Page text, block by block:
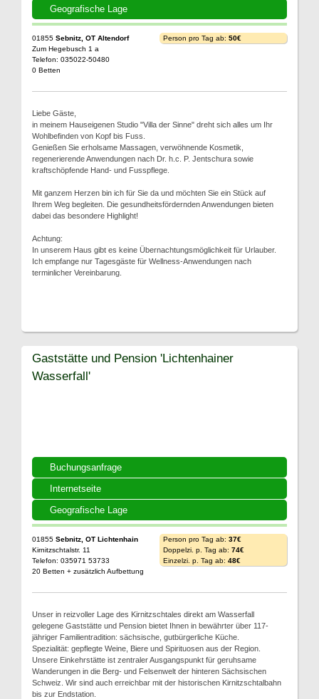
Geografische Lage
01855 Sebnitz, OT Altendorf
Zum Hegebusch 1 a
Telefon: 035022-50480
0 Betten
Person pro Tag ab: 50€
Liebe Gäste,
in meinem Hauseigenen Studio "Villa der Sinne" dreht sich alles um Ihr
Wohlbefinden von Kopf bis Fuss.
Genießen Sie erholsame Massagen, verwöhnende Kosmetik,
regenerierende Anwendungen nach Dr. h.c. P. Jentschura sowie
kraftschöpfende Hand- und Fusspflege.
Mit ganzem Herzen bin ich für Sie da und möchten Sie ein Stück auf
Ihrem Weg begleiten. Die gesundheitsfördernden Anwendungen bieten
dabei das besondere Highlight!
Achtung:
In unserem Haus gibt es keine Übernachtungsmöglichkeit für Urlauber.
Ich empfange nur Tagesgäste für Wellness-Anwendungen nach
terminlicher Vereinbarung.
Buchungsanfrage
Internetseite
Geografische Lage
Gaststätte und Pension 'Lichtenhainer
Wasserfall'
01855 Sebnitz, OT Lichtenhain
Kirnitzschtalstr. 11
Telefon: 035971 53733
20 Betten + zusätzlich Aufbettung
Person pro Tag ab: 37€
Doppelzi. p. Tag ab: 74€
Einzelzi. p. Tag ab: 48€
Unser in reizvoller Lage des Kirnitzschtales direkt am Wasserfall
gelegene Gaststätte und Pension bietet Ihnen in bewährter über 117-
jähriger Familientradition: sächsische, gutbürgerliche Küche.
Spezialität: gepflegte Weine, Biere und Spirituosen aus der Region.
Unsere Einkehrstätte ist zentraler Ausgangspunkt für geruhsame
Wanderungen in die Berg- und Felsenwelt der hinteren Sächsischen
Schweiz. Wir sind auch erreichbar mit der historischen Kirnitzschtalbahn
bis zur Endstation.